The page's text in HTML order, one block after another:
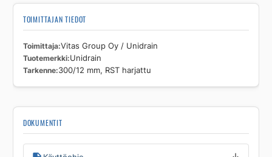
TOIMITTAJAN TIEDOT
Toimittaja Vitas Group Oy / Unidrain
Tuotemerkki Unidrain
Tarkenne 300/12 mm, RST harjattu
DOKUMENTIT